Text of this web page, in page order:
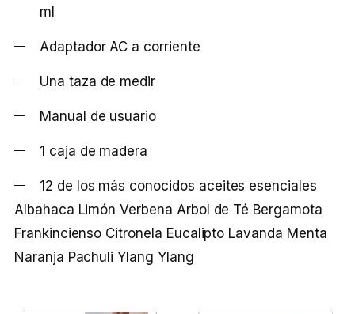
ml
Adaptador AC a corriente
Una taza de medir
Manual de usuario
1 caja de madera
12 de los más conocidos aceites esenciales
Albahaca Limón Verbena Arbol de Té Bergamota
Frankincienso Citronela Eucalipto Lavanda Menta
Naranja Pachuli Ylang Ylang